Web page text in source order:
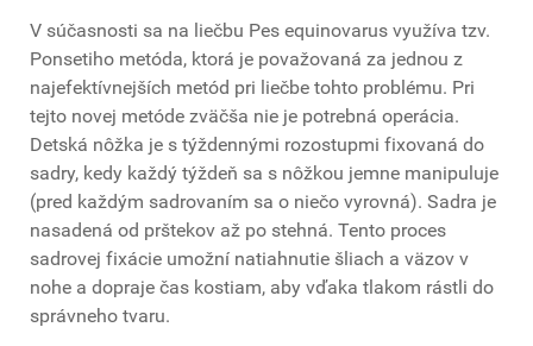
V súčasnosti sa na liečbu Pes equinovarus využíva tzv.
Ponsetiho metóda, ktorá je považovaná za jednou z
najefektívnejších metód pri liečbe tohto problému. Pri
tejto novej metóde zväčša nie je potrebná operácia.
Detská nôžka je s týždennými rozostupmi fixovaná do
sadry, kedy každý týždeň sa s nôžkou jemne manipuluje
(pred každým sadrovaním sa o niečo vyrovná). Sadra je
nasadená od prštekov až po stehná. Tento proces
sadrovej fixácie umožní natiahnutie šliach a väzov v
nohe a dopraje čas kostiam, aby vďaka tlakom rástli do
správneho tvaru.